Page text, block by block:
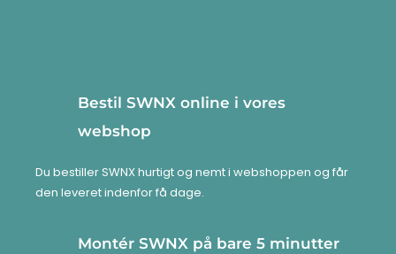
Bestil SWNX online i vores
webshop
Du bestiller SWNX hurtigt og nemt i webshoppen og får
den leveret indenfor få dage.
Montér SWNX på bare 5 minutter